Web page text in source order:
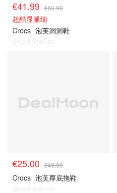
€41.99 €69.99
超酷显腿细
Crocs 泡芙洞洞鞋
@dealmoon.de
€25.00 €49.99
Crocs 泡芙厚底拖鞋
@dealmoon.de